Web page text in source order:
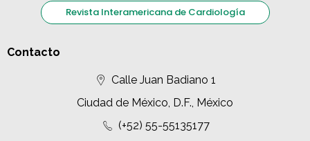
Revista Interamericana de Cardiología
Contacto
Calle Juan Badiano 1
Ciudad de México, D.F., México
(+52) 55-55135177